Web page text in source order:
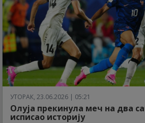
УТОРАК, 23.06.2026 | 05:21
Олуја прекинула меч на два
исписао историју